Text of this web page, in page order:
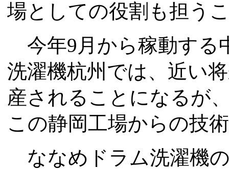
場としての役割も担う
今年9月から稼動する
洗濯機杭州では、近い
産されることになるが
この静岡工場からの技
ななめドラム洗濯機